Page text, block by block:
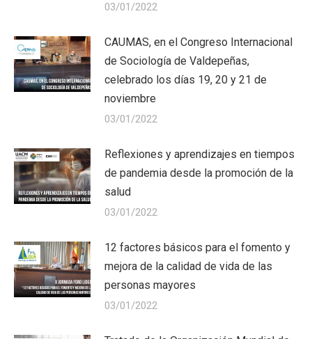
03/01/2022
CAUMAS, en el Congreso Internacional
de Sociología de Valdepeñas,
celebrado los días 19, 20 y 21 de
noviembre
03/01/2022
Reflexiones y aprendizajes en tiempos
de pandemia desde la promoción de la
salud
03/01/2022
12 factores básicos para el fomento y
mejora de la calidad de vida de las
personas mayores
03/01/2022